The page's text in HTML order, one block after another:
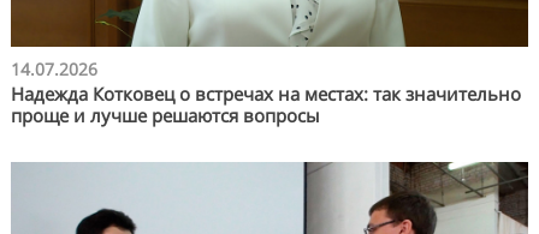
14.07.2026
Надежда Котковец о встречах на местах: так значительно
проще и лучше решаются вопросы